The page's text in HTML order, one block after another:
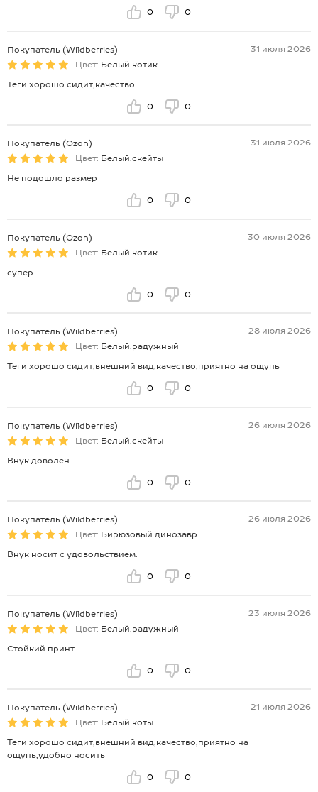
0 0
Покупатель (Wildberries)
31 июля 2026
Цвет: Белый.котик
Теги хорошо сидит,качество
0 0
Покупатель (Ozon)
31 июля 2026
Цвет: Белый.скейты
Не подошло размер
0 0
Покупатель (Ozon)
30 июля 2026
Цвет: Белый.котик
супер
0 0
Покупатель (Wildberries)
28 июля 2026
Цвет: Белый.радужный
Теги хорошо сидит,внешний вид,качество,приятно на ощупь
0 0
Покупатель (Wildberries)
26 июля 2026
Цвет: Белый.скейты
Внук доволен.
0 0
Покупатель (Wildberries)
26 июля 2026
Цвет: Бирюзовый.динозавр
Внук носит с удовольствием.
0 0
Покупатель (Wildberries)
23 июля 2026
Цвет: Белый.радужный
Стойкий принт
0 0
Покупатель (Wildberries)
21 июля 2026
Цвет: Белый.коты
Теги хорошо сидит,внешний вид,качество,приятно на
ощупь,удобно носить
0 0